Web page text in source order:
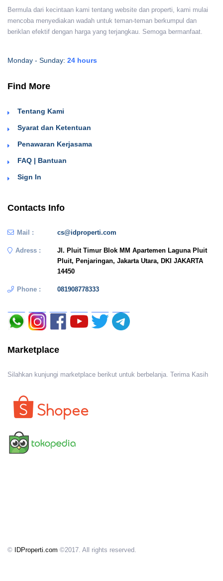
Bermula dari kecintaan kami tentang website dan properti, kami mulai
mencoba menyediakan wadah untuk teman-teman berkumpul dan
beriklan efektif dengan harga yang terjangkau. Semoga bermanfaat.
Monday - Sunday: 24 hours
Find More
Tentang Kami
Syarat dan Ketentuan
Penawaran Kerjasama
FAQ | Bantuan
Sign In
Contacts Info
Mail : cs@idproperti.com
Adress :
Jl. Pluit Timur Blok MM Apartemen Laguna Pluit
Pluit, Penjaringan, Jakarta Utara, DKI JAKARTA
14450
Phone : 081908778333
Marketplace
Silahkan kunjungi marketplace berikut untuk berbelanja. Terima Kasih
© IDProperti.com ©2017. All rights reserved.